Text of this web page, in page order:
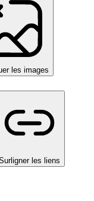
les images
les liens